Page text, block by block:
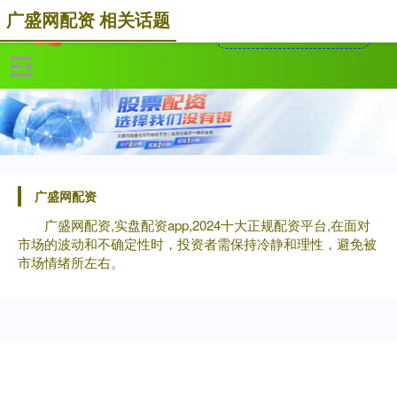
广盛网配资
广盛网配资,实盘配资app,2024十大正规配资平台,在面对
市场的波动和不确定性时，投资者需保持冷静和理性，避免被
市场情绪所左右。
广盛网配资 相关话题